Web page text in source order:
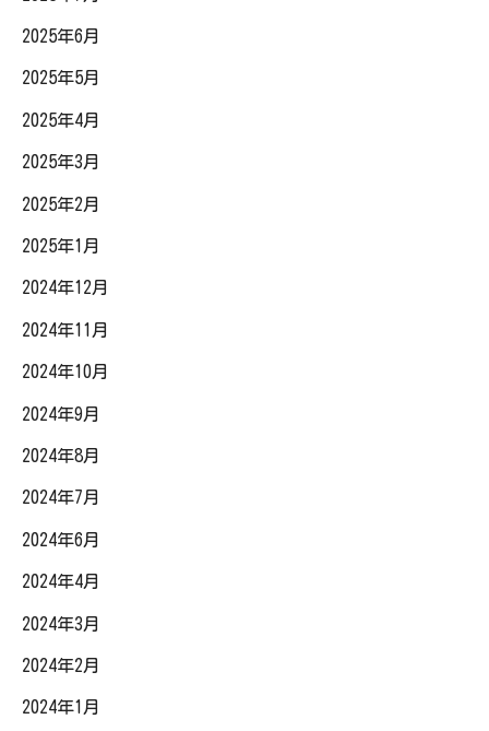
2025年6月
2025年5月
2025年4月
2025年3月
2025年2月
2025年1月
2024年12月
2024年11月
2024年10月
2024年9月
2024年8月
2024年7月
2024年6月
2024年4月
2024年3月
2024年2月
2024年1月